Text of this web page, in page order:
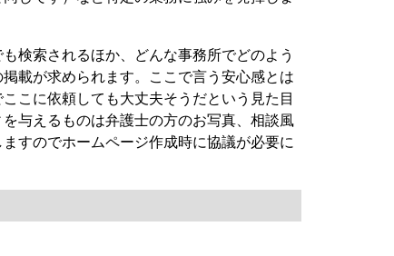
検索されるほか、どんな事務所でどのよう
載が求められます。ここで言う安心感とは
こに依頼しても大丈夫そうだという見た目
与えるものは弁護士の方のお写真、相談風
すのでホームページ作成時に協議が必要に